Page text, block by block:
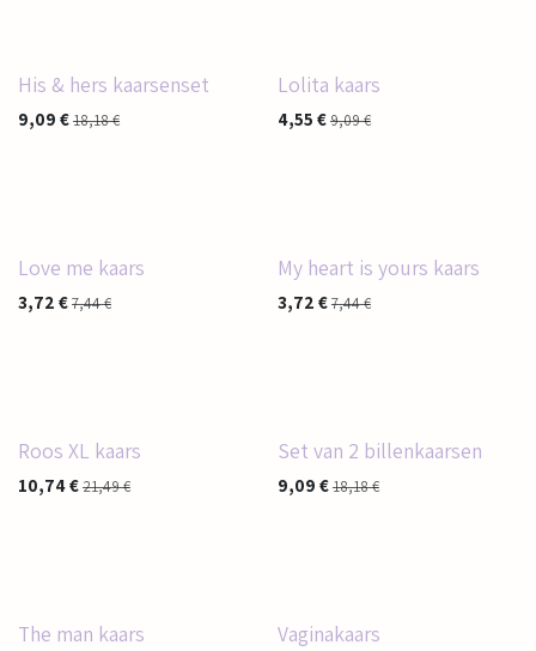
His & hers kaarsenset
9,09 €18,18€
Lolita kaars
4,55 €9,09€
Love me kaars
3,72 €7,44€
My heart is yours kaars
3,72 €7,44€
Roos XL kaars
10,74€21,49€
Set van 2 billenkaarsen
9,09 €18,18€
The man kaars Vaginakaars